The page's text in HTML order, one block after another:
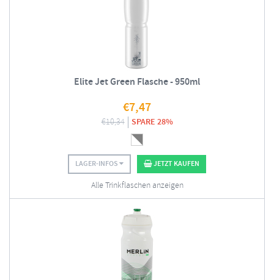
Elite Jet Green Flasche - 950ml
€7,47
€10,34 SPARE 28%
LAGER-INFOS JETZT KAUFEN
Alle Trinkflaschen anzeigen